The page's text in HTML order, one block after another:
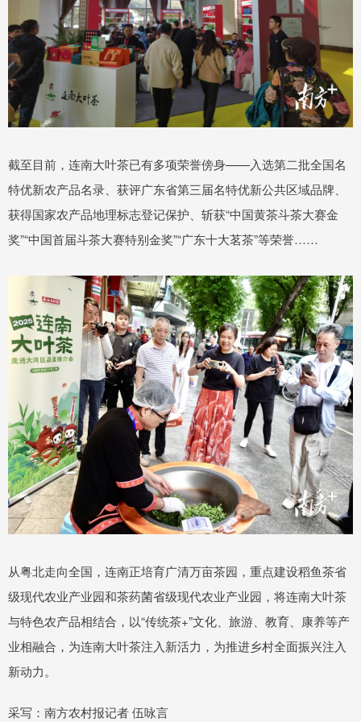
截至目前，连南大叶茶已有多项荣誉傍身——入选第二批全国名
特优新农产品名录、获评广东省第三届名特优新公共区域品牌、
获得国家农产品地理标志登记保护、斩获“中国黄茶斗茶大赛金
奖”“中国首届斗茶大赛特别金奖”“广东十大茗茶”等荣誉……
从粤北走向全国，连南正培育广清万亩茶园，重点建设稻鱼茶省
级现代农业产业园和茶药菌省级现代农业产业园，将连南大叶茶
与特色农产品相结合，以“传统茶+”文化、旅游、教育、康养等产
业相融合，为连南大叶茶注入新活力，为推进乡村全面振兴注入
新动力。
采写：南方农村报记者 伍咏言